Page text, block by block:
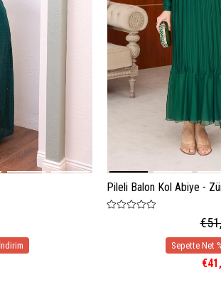
Pileli Balon Kol Abiye -